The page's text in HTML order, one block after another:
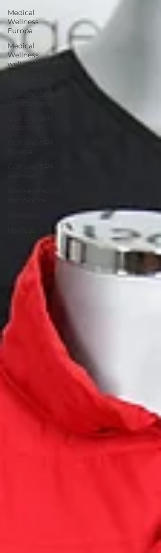
Medical
Wellness
Europa
Medical
Wellness
weltweit